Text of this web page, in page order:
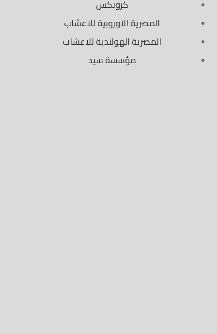
كروبكس
المصرية الاوروبية للاعشاب
المصرية الهولندية للاعشاب
مؤسسة سيد